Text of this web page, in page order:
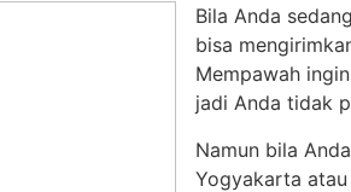
Bila Anda
bisa
Mempawah
jadi Anda tidak
Namun bila
Yogyakarta